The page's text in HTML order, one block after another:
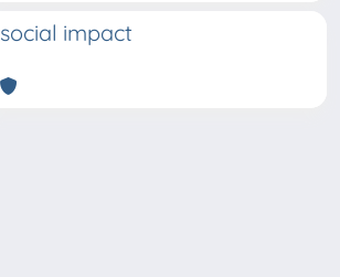
social impact